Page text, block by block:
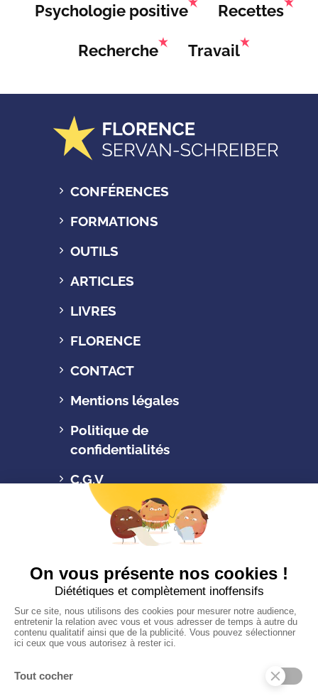
Psychologie positive Recettes
Recherche Travail
CONFÉRENCES
FORMATIONS
OUTILS
ARTICLES
LIVRES
FLORENCE
CONTACT
Mentions légales
Politique de
confidentialités
C.G.V
Suivez-nous
CONTACTEZ-NOUS